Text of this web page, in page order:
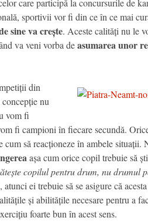
care participă la concursurile de
sportivii vor fi din ce în ce mai
sine va crește. Aceste calități nu le
va veni vorba deasumarea unor
din
nu
vom fi
fi campioni în fiecare secundă.
cum să reacționeze în ambele
așa cum orice copil trebuie să
copilul pentru drum, nu drumul
ei trebuie să se asigure că
și abilitățile necesare pentru a
foarte bun în acest sens.